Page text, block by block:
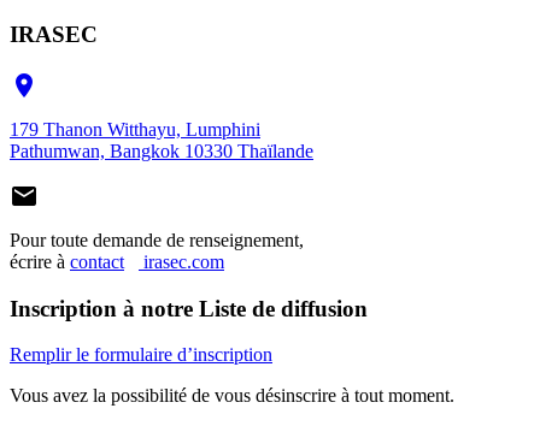
IRASEC

179 Thanon Witthayu, Lumphini
Pathumwan, Bangkok 10330 Thaïlande

Pour toute demande de renseignement,
écrire à contact irasec.com
Inscription à notre Liste de diffusion
Remplir le formulaire d’inscription
Vous avez la possibilité de vous désinscrire à tout moment.